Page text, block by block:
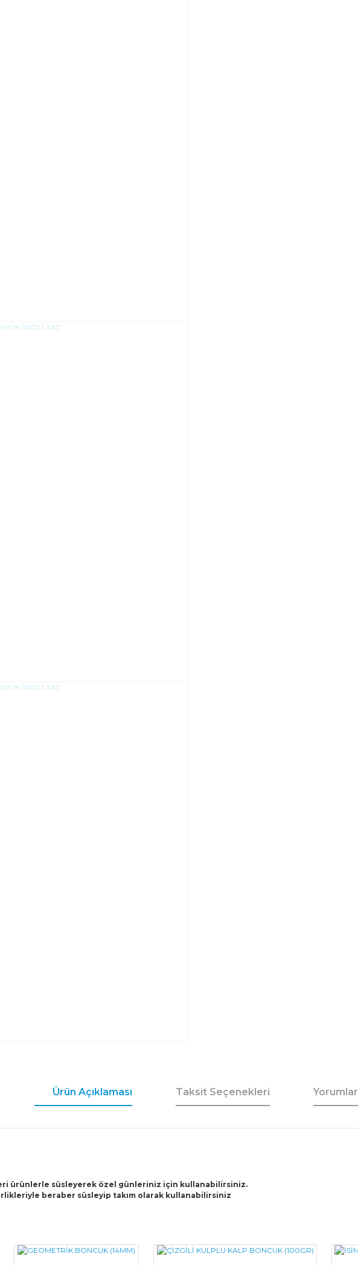
Ürün Açıklaması Taksit Seçenekleri Yorumlar
ürünlerle süsleyerek özel günleriniz için kullanabilirsiniz.
beraber süsleyip takım olarak kullanabilirsiniz
Bu ürüne ilk yorumu siz yapın!